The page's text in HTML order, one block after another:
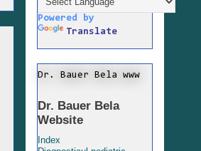
Powered by
Translate
Dr. Bauer Bela www
Dr. Bauer Bela
Website
Index